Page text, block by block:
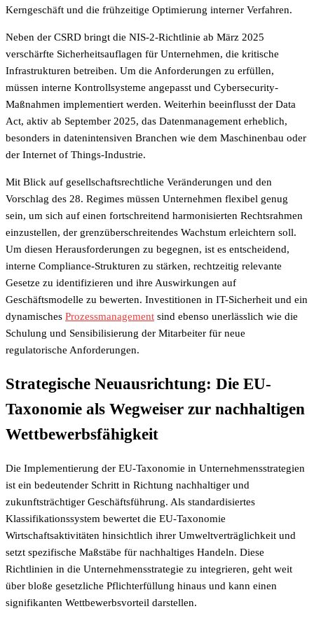
Kerngeschäft und die frühzeitige Optimierung interner Verfahren.
Neben der CSRD bringt die NIS-2-Richtlinie ab März 2025
verschärfte Sicherheitsauflagen für Unternehmen, die kritische
Infrastrukturen betreiben. Um die Anforderungen zu erfüllen,
müssen interne Kontrollsysteme angepasst und Cybersecurity-
Maßnahmen implementiert werden. Weiterhin beeinflusst der Data
Act, aktiv ab September 2025, das Datenmanagement erheblich,
besonders in datenintensiven Branchen wie dem Maschinenbau oder
der Internet of Things-Industrie.
Mit Blick auf gesellschaftsrechtliche Veränderungen und den
Vorschlag des 28. Regimes müssen Unternehmen flexibel genug
sein, um sich auf einen fortschreitend harmonisierten Rechtsrahmen
einzustellen, der grenzüberschreitendes Wachstum erleichtern soll.
Um diesen Herausforderungen zu begegnen, ist es entscheidend,
interne Compliance-Strukturen zu stärken, rechtzeitig relevante
Gesetze zu identifizieren und ihre Auswirkungen auf
Geschäftsmodelle zu bewerten. Investitionen in IT-Sicherheit und ein
dynamisches Prozessmanagement sind ebenso unerlässlich wie die
Schulung und Sensibilisierung der Mitarbeiter für neue
regulatorische Anforderungen.
Strategische Neuausrichtung: Die EU-
Taxonomie als Wegweiser zur nachhaltigen
Wettbewerbsfähigkeit
Die Implementierung der EU-Taxonomie in Unternehmensstrategien
ist ein bedeutender Schritt in Richtung nachhaltiger und
zukunftsträchtiger Geschäftsführung. Als standardisiertes
Klassifikationssystem bewertet die EU-Taxonomie
Wirtschaftsaktivitäten hinsichtlich ihrer Umweltverträglichkeit und
setzt spezifische Maßstäbe für nachhaltiges Handeln. Diese
Richtlinien in die Unternehmensstrategie zu integrieren, geht weit
über bloße gesetzliche Pflichterfüllung hinaus und kann einen
signifikanten Wettbewerbsvorteil darstellen.